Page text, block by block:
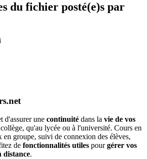
du fichier posté(e)s par
d'assurer une continuité dans la vie de vos
qu'au lycée ou à l'université. Cours en
groupe, suivi de connexion des élèves,
de fonctionnalités utiles pourgérer vos
distance.